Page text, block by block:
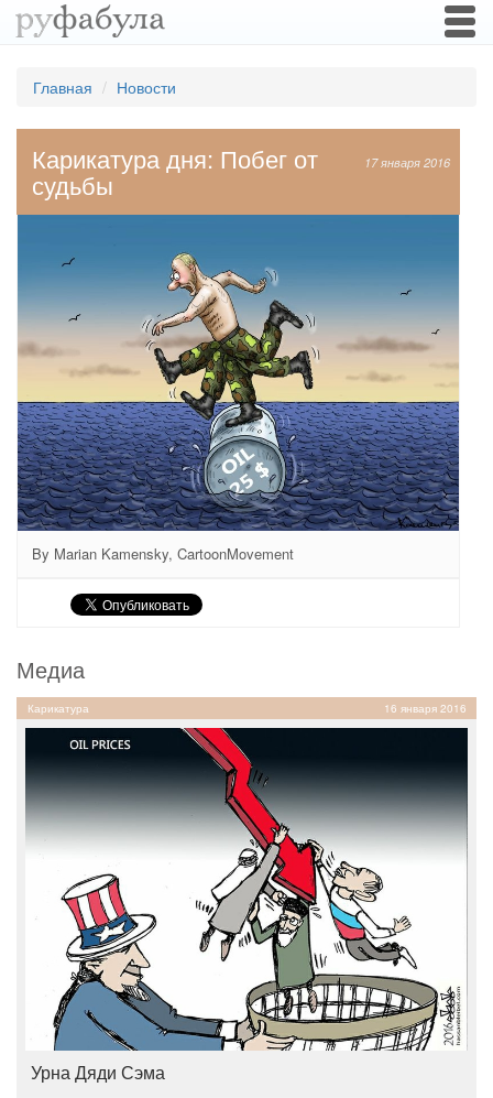
Главная Новости
17 января 2016
Карикатура дня: Побег от
судьбы
By Marian Kamensky, CartoonMovement
Медиа
Карикатура 16 января 2016
Урна Дяди Сэма